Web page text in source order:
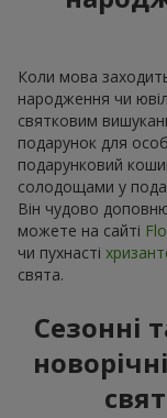
Коли мова
народження чи
святковим
подарунок для
подарунковий
солодощами у
Він чудово
можете на сайті
чи пухнасті
свята.
Сезонні